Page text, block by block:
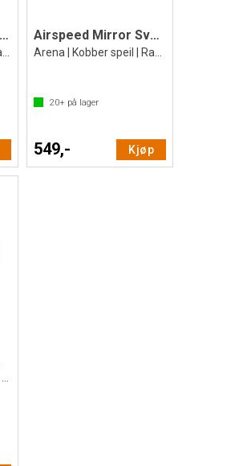
Cobra Core Swipe Svømmebrille Airspeed Mirror Svømmebrille
20+på lager
549,- Kjøp